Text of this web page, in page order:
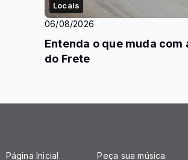
Locais
06/08/2026
Entenda o que muda com
do Frete
Página Inicial Peça sua música